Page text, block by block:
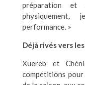
préparation et
physiquement,
performance. »
Déjà rivés vers
Xuereb et
compétitions pour